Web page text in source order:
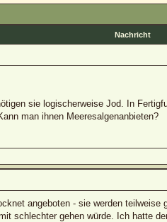
Nachricht
sie logischerweise Jod. In
man ihnen Meeresalgenanbieten?
angeboten - sie werden
schlechter gehen würde. Ich hatte